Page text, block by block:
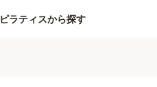
ピラティスから探す